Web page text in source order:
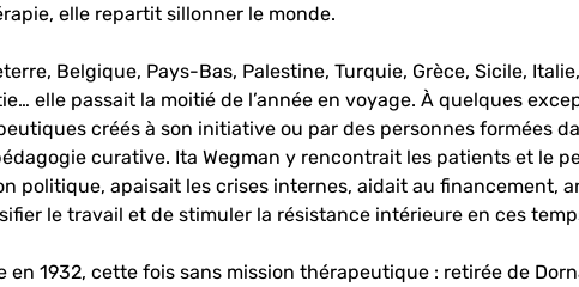
elle repartit sillonner le monde.
Belgique, Pays-Bas, Palestine, Turquie, Grèce, Sicile,
elle passait la moitié de l’année en voyage. À quelques
créés à son initiative ou par des personnes formées
curative. Ita Wegman y rencontrait les patients et le
politique, apaisait les crises internes, aidait au
le travail et de stimuler la résistance intérieure en ces
en 1932, cette fois sans mission thérapeutique : retirée de